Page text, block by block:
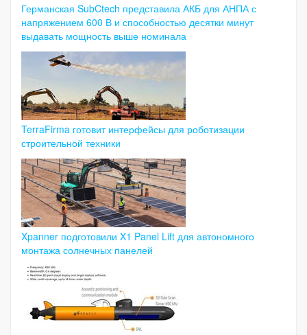
Германская SubCtech представила АКБ для АНПА с
напряжением 600 В и способностью десятки минут
выдавать мощность выше номинала
TerraFirma готовит интерфейсы для роботизации
строительной техники
Xpanner подготовили X1 Panel Lift для автономного
монтажа солнечных панелей